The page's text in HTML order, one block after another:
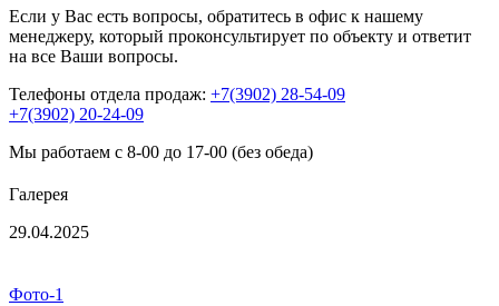
Если у Вас есть вопросы, обратитесь в офис к нашему
менеджеру, который проконсультирует по объекту и ответит
на все Ваши вопросы.
Телефоны отдела продаж: +7(3902) 28-54-09
+7(3902) 20-24-09
Мы работаем с 8-00 до 17-00 (без обеда)
Галерея
29.04.2025
Фото-1